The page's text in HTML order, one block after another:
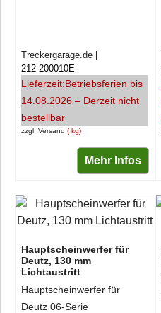
zzgl. Versand kg
Treckergarage.de
212-200010E
Lieferzeit:Betriebsferien bis
14.08.2026 – Derzeit nicht
bestellbar
Mehr Infos
Hauptscheinwerfer für
Deutz, 130 mm
Lichtaustritt
Hauptscheinwerfer für
Deutz 06-Serie